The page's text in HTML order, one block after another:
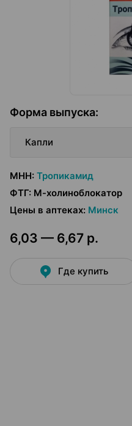
Форма выпуска:
Капли
МНН: Тропикамид
ФТГ: М-холиноблокатор
Цены в аптеках: Минск
6,03 — 6,67 р.
Где купить